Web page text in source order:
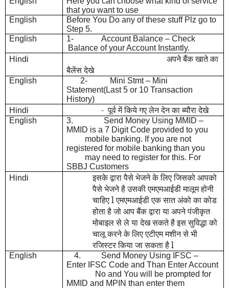
that you want to use
English
Before You Do any of these stuff Plz go to
Step 5.
English
1-
Account Balance – Check
Balance of your Account Instantly.
Hindi
अपने बैंक खाते का
बैलेंस देखे
English 2-
Mini Stmt – Mini
Statement(Last 5 or 10 Transaction
History)
Hindi
- पूर्व में किये गए लेन देन का ब्यौरा देखे
English 3.
Send Money Using MMID –
MMID is a 7 Digit Code provided to you
mobile banking. If you are not
registered for mobile banking than you
may need to register for this. For
SBBJ Customers
Hindi
इसके द्वारा पैसे भेजने के लिए जिसको आपको
पैसे भेजने है उसकी एमएमआईडी मालूम होनी
चाहिए l एमएमआईडी एक सात अंको का कोड
होता है जो आप बैंक द्वारा या अपने पंजीकृत
मोबाइल से ले या देख सकते है इस सुविद्धा को
चालू करने के लिए एटीएम मशीन से भी
रजिस्टर किया जा सकता है l
English 4. Send Money Using IFSC –
Enter IFSC Code and Than Enter Account
No and You will be prompted for
MMID and MPIN than enter them